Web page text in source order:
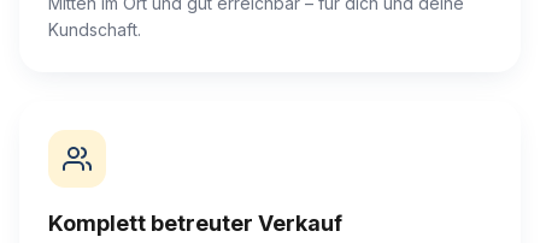
Kundschaft.
Komplett betreuter Verkauf